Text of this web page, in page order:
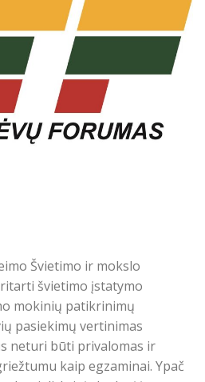
Švietimo ir mokslo
švietimo įstatymo
mokinių patikrinimų
pasiekimų vertinimas
neturi būti privalomas ir
kaip egzaminai. Ypač